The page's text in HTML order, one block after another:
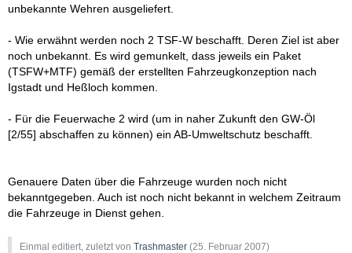
unbekannte Wehren ausgeliefert.
- Wie erwähnt werden noch 2 TSF-W beschafft. Deren Ziel ist aber
noch unbekannt. Es wird gemunkelt, dass jeweils ein Paket
(TSFW+MTF) gemäß der erstellten Fahrzeugkonzeption nach
Igstadt und Heßloch kommen.
- Für die Feuerwache 2 wird (um in naher Zukunft den GW-Öl
[2/55] abschaffen zu können) ein AB-Umweltschutz beschafft.
Genauere Daten über die Fahrzeuge wurden noch nicht
bekanntgegeben. Auch ist noch nicht bekannt in welchem Zeitraum
die Fahrzeuge in Dienst gehen.
Einmal editiert, zuletzt von Trashmaster (25. Februar 2007)